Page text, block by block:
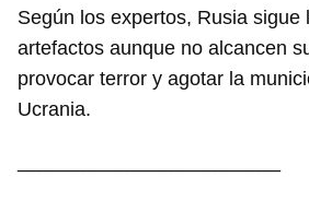
Según los expertos, Rusia sigue
artefactos aunque no alcancen
provocar terror y agotar la
Ucrania.